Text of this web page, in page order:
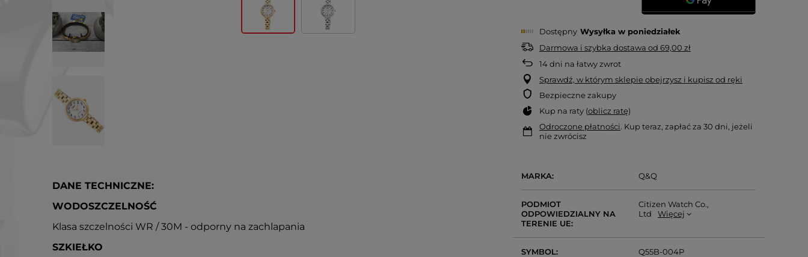
Dostępny Wysyłkaw poniedziałek
Darmowa i szybka dostawa od69,00 zł
14dni na łatwy zwrot
Sprawdź, w którym sklepie obejrzysz i kupisz od ręki
Bezpieczne zakupy
Kup na raty (oblicz ratę)
Odroczone płatności. Kup teraz, zapłać za 30 dni, jeżeli
nie zwrócisz
DANE TECHNICZNE:
WODOSZCZELNOŚĆ
Klasa szczelności WR / 30M - odporny na zachlapania
SZKIEŁKO
MARKA Q&Q
PODMIOT
ODPOWIEDZIALNY NA
TERENIE UE
Citizen Watch Co.,
Ltd
Więcej
SYMBOL Q55B-004P